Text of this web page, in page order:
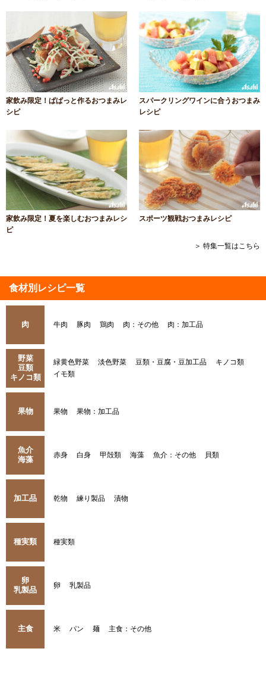
家飲み限定！ぱぱっと作るおつまみレ
シピ
スパークリングワインに合うおつまみ
レシピ
家飲み限定！夏を楽しむおつまみレシ
ピ
スポーツ観戦おつまみレシピ
＞ 特集一覧はこちら
食材別レシピ一覧
肉 牛肉 豚肉 鶏肉 肉：その他 肉：加工品
野菜
豆類
キノコ類
緑黄色野菜 淡色野菜 豆類・豆腐・豆加工品
キノコ類
イモ類
果物 果物 果物：加工品
魚介
海藻
赤身 白身 甲殻類 海藻 魚介：その他 貝類
加工品 乾物 練り製品 漬物
種実類 種実類
卵
乳製品
卵 乳製品
主食 米 パン 麺 主食：その他